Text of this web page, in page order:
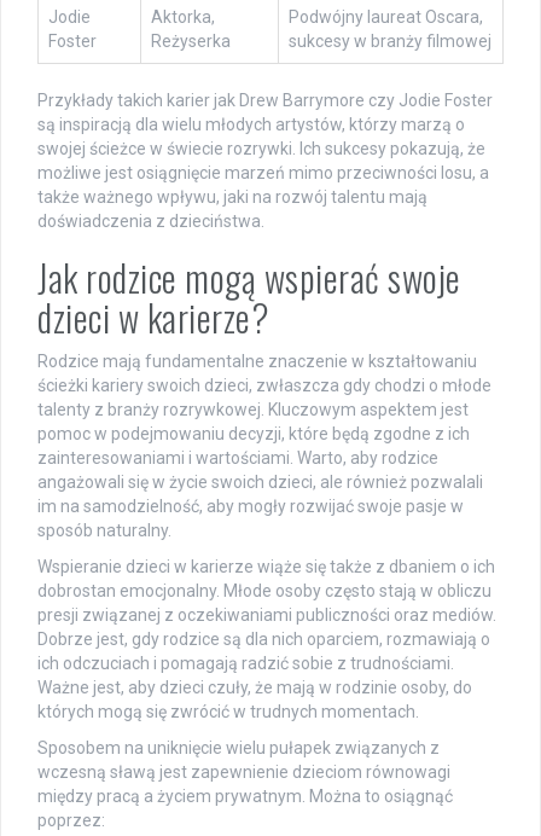
Jodie
Foster
Aktorka,
Reżyserka
Podwójny laureat Oscara,
sukcesy w branży filmowej
Przykłady takich karier jak Drew Barrymore czy Jodie Foster
są inspiracją dla wielu młodych artystów, którzy marzą o
swojej ścieżce w świecie rozrywki. Ich sukcesy pokazują, że
możliwe jest osiągnięcie marzeń mimo przeciwności losu, a
także ważnego wpływu, jaki na rozwój talentu mają
doświadczenia z dzieciństwa.
Jak rodzice mogą wspierać swoje
dzieci w karierze?
Rodzice mają fundamentalne znaczenie w kształtowaniu
ścieżki kariery swoich dzieci, zwłaszcza gdy chodzi o młode
talenty z branży rozrywkowej. Kluczowym aspektem jest
pomoc w podejmowaniu decyzji, które będą zgodne z ich
zainteresowaniami i wartościami. Warto, aby rodzice
angażowali się w życie swoich dzieci, ale również pozwalali
im na samodzielność, aby mogły rozwijać swoje pasje w
sposób naturalny.
Wspieranie dzieci w karierze wiąże się także z dbaniem o ich
dobrostan emocjonalny. Młode osoby często stają w obliczu
presji związanej z oczekiwaniami publiczności oraz mediów.
Dobrze jest, gdy rodzice są dla nich oparciem, rozmawiają o
ich odczuciach i pomagają radzić sobie z trudnościami.
Ważne jest, aby dzieci czuły, że mają w rodzinie osoby, do
których mogą się zwrócić w trudnych momentach.
Sposobem na uniknięcie wielu pułapek związanych z
wczesną sławą jest zapewnienie dzieciom równowagi
między pracą a życiem prywatnym. Można to osiągnąć
poprzez: